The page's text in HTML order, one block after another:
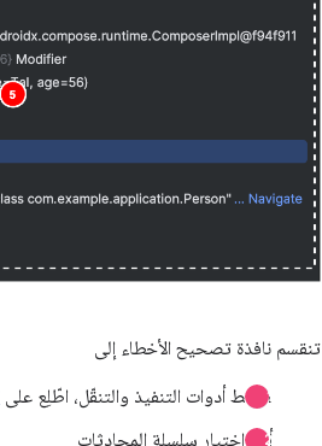
تنقسم نافذة تصحيح الأخطاء إلى
شريط أدوات التنفيذ والتنقّل، اطّلِع على
أداة اختيار سلسلة المحادثات